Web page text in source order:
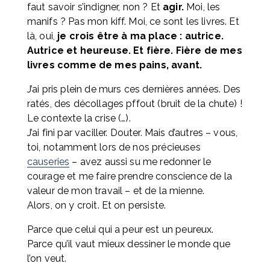
faut savoir s’indigner, non ? Et agir. Moi, les
manifs ? Pas mon kiff. Moi, ce sont les livres. Et
là, oui, je crois être à ma place : autrice.
Autrice et heureuse. Et fière. Fière de mes
livres comme de mes pains, avant.
J’ai pris plein de murs ces dernières années. Des
ratés, des décollages pffout (bruit de la chute) !
Le contexte la crise (…).
J’ai fini par vaciller. Douter. Mais d’autres – vous,
causeries – avez aussi su me redonner le
courage et me faire prendre conscience de la
valeur de mon travail – et de la mienne.
Alors, on y croit. Et on persiste.
Parce que celui qui a peur est un peureux.
Parce qu’il vaut mieux dessiner le monde que
l’on veut.